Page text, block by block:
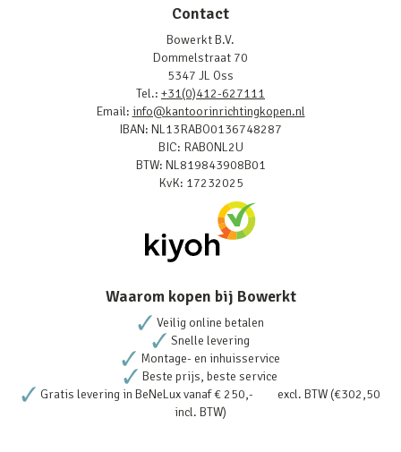
Contact
Bowerkt B.V.
Dommelstraat 70
5347 JL Oss
Tel.: +31(0)412-627111
Email: info@kantoorinrichtingkopen.nl
IBAN: NL13RABO0136748287
BIC: RABONL2U
BTW: NL819843908B01
KvK: 17232025
Waarom kopen bij Bowerkt
Veilig online betalen
Snelle levering
Montage- en inhuisservice
Beste prijs, beste service
Gratis levering in BeNeLux vanaf € 250,- excl. BTW (€302,50
incl. BTW)